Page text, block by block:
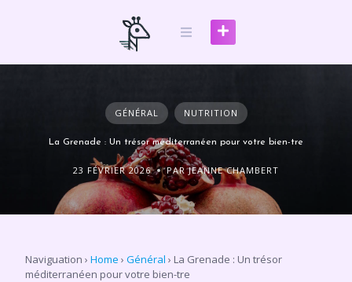
GÉNÉRAL NUTRITION
La Grenade : Un trésor méditerranéen pour votre bien-tre
23 FÉVRIER 2026 PAR JEANNE CHAMBERT
Naviguation › Home › Général › La Grenade : Un trésor
méditerranéen pour votre bien-tre